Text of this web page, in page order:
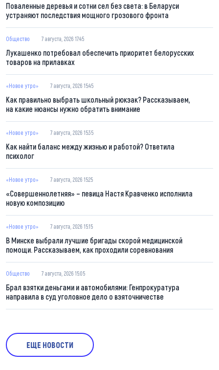
Поваленные деревья и сотни сел без света: в Беларуси
устраняют последствия мощного грозового фронта
Общество 7 августа, 2026 17:45
Лукашенко потребовал обеспечить приоритет белорусских
товаров на прилавках
«Новое утро» 7 августа, 2026 15:45
Как правильно выбрать школьный рюкзак? Рассказываем,
на какие нюансы нужно обратить внимание
«Новое утро» 7 августа, 2026 15:35
Как найти баланс между жизнью и работой? Ответила
психолог
«Новое утро» 7 августа, 2026 15:25
«Совершеннолетняя» – певица Настя Кравченко исполнила
новую композицию
«Новое утро» 7 августа, 2026 15:15
В Минске выбрали лучшие бригады скорой медицинской
помощи. Рассказываем, как проходили соревнования
Общество 7 августа, 2026 15:05
Брал взятки деньгами и автомобилями: Генпрокуратура
направила в суд уголовное дело о взяточничестве
ЕЩЕ НОВОСТИ